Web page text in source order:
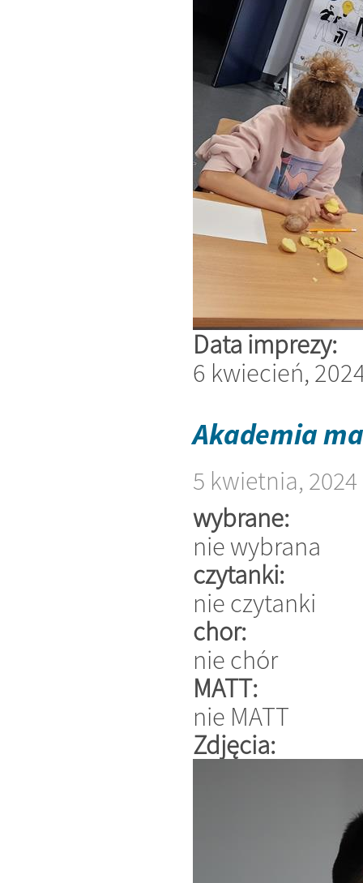
Data imprezy:
6 kwiecień,
Akademia
5 kwietnia,
wybrane:
nie wybrana
czytanki:
nie czytanki
chor:
nie chór
MATT:
nie MATT
Zdjęcia: